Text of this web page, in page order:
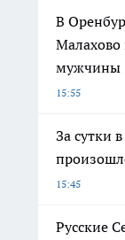
В
Малахово
мужчины
15:55
За сутки
15:45
Русские